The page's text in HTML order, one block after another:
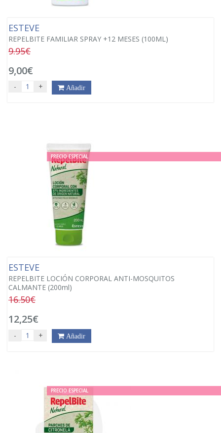
ESTEVE
REPELBITE FAMILIAR SPRAY +12 MESES (100ML)
9.95€
9,00€
- + Añadir
PRECIO ESPECIAL
ESTEVE
REPELBITE LOCIÓN CORPORAL ANTI-MOSQUITOS
CALMANTE (200ml)
16.50€
12,25€
- + Añadir
PRECIO ESPECIAL